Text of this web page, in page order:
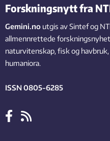
Forskningsnytt fra
Gemini.no utgis av Sintef og
allmennrettede
naturvitenskap, fisk og
humaniora.
ISSN 0805-6285